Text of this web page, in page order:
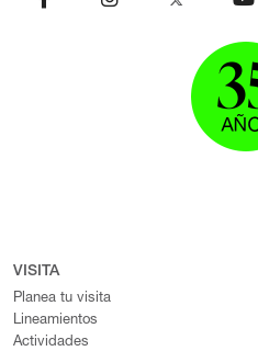
VISITA
Planea tu visita
Lineamientos
Actividades